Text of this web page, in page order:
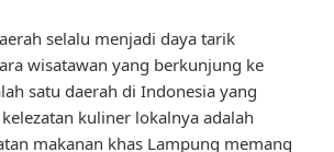
selalu menjadi daya tarik
wisatawan yang berkunjung ke
satu daerah di Indonesia yang
kuliner lokalnya adalah
makanan khas Lampung memang